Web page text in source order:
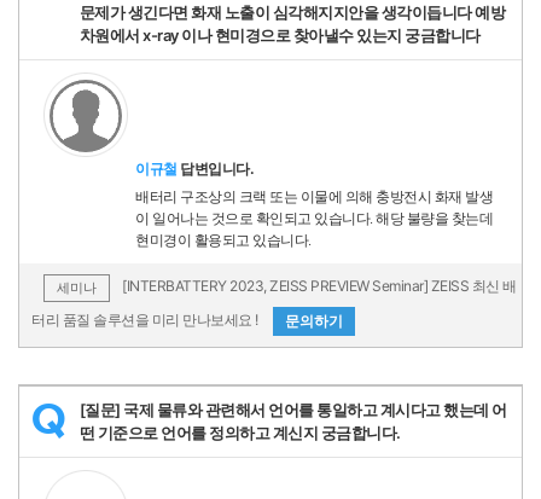
문제가 생긴다면 화재 노출이 심각해지지안을 생각이듭니다 예방
차원에서 x-ray 이나 현미경으로 찾아낼수 있는지 궁금합니다
이규철 답변입니다.
배터리 구조상의 크랙 또는 이물에 의해 충방전시 화재 발생
이 일어나는 것으로 확인되고 있습니다. 해당 불량을 찾는데
현미경이 활용되고 있습니다.
세미나
[INTERBATTERY 2023, ZEISS PREVIEW Seminar] ZEISS 최신 배
터리 품질 솔루션을 미리 만나보세요 !
문의하기
Q
[질문] 국제 물류와 관련해서 언어를 통일하고 계시다고 했는데 어
떤 기준으로 언어를 정의하고 계신지 궁금합니다.